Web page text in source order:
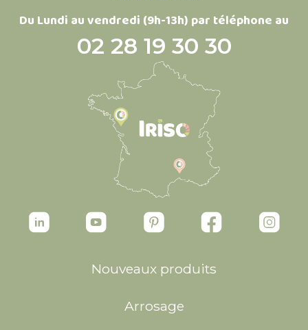
Du Lundi au vendredi (9h-13h) par téléphone au
02 28 19 30 30
Nouveaux produits
Arrosage